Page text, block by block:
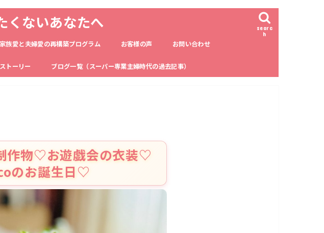
くないあなたへ
searc
h
族愛と夫婦愛の再構築プログラム お客様の声 お問い合わせ
トーリー ブログ一覧（スーパー専業主婦時代の過去記事）
作物♡お遊戯会の衣装♡
のお誕生日♡